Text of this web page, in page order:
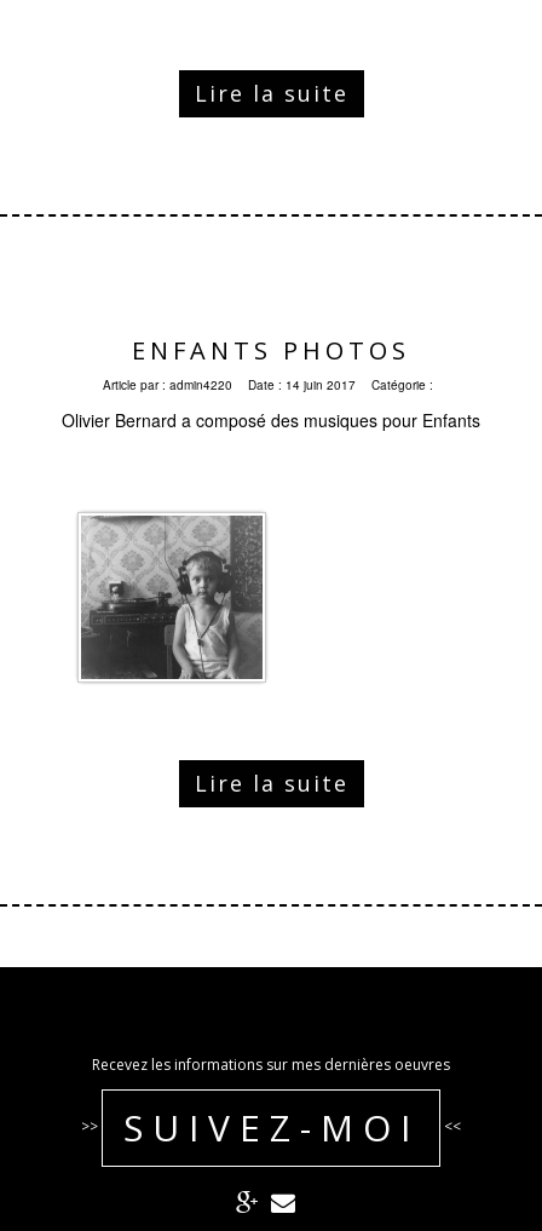
Lire la suite
ENFANTS PHOTOS
Article par : admin4220 Date : 14 juin 2017 Catégorie :
Olivier Bernard a composé des musiques pour Enfants
Lire la suite
Recevez les informations sur mes dernières oeuvres
>> SUIVEZ-MOI <<